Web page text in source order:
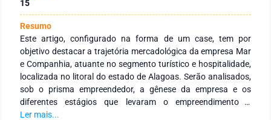
15
Resumo
Este artigo, configurado na forma de um case, tem por
objetivo destacar a trajetória mercadológica da empresa Mar
e Companhia, atuante no segmento turístico e hospitalidade,
localizada no litoral do estado de Alagoas. Serão analisados,
sob o prisma empreendedor, a gênese da empresa e os
diferentes estágios que levaram o empreendimento à
sobrevivência e consolidação no mercado turístico,
Ler mais...